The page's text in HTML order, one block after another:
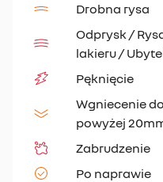
Drobna rysa
Odprysk /
lakieru /
Pęknięcie
Wgniecenie
powyżej
Zabrudzenie
Po naprawie